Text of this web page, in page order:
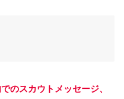
のスカウトメッセージ、